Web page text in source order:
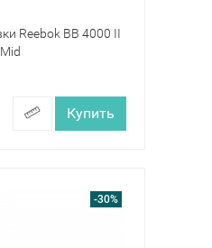
Reebok BB 4000 II
Mid
Купить
-30%